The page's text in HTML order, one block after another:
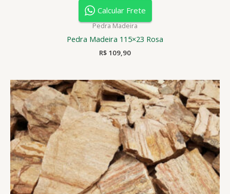
Calcular Frete
Pedra Madeira
Pedra Madeira 115×23 Rosa
R$ 109,90